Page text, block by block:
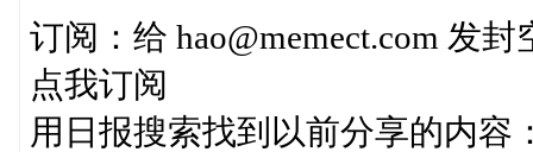
订阅：给 hao@memect.com 发
点我订阅
用日报搜索找到以前分享的内容